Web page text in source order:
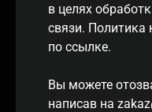
в целях
связи. Политика
по ссылке.
Вы можете
написав на